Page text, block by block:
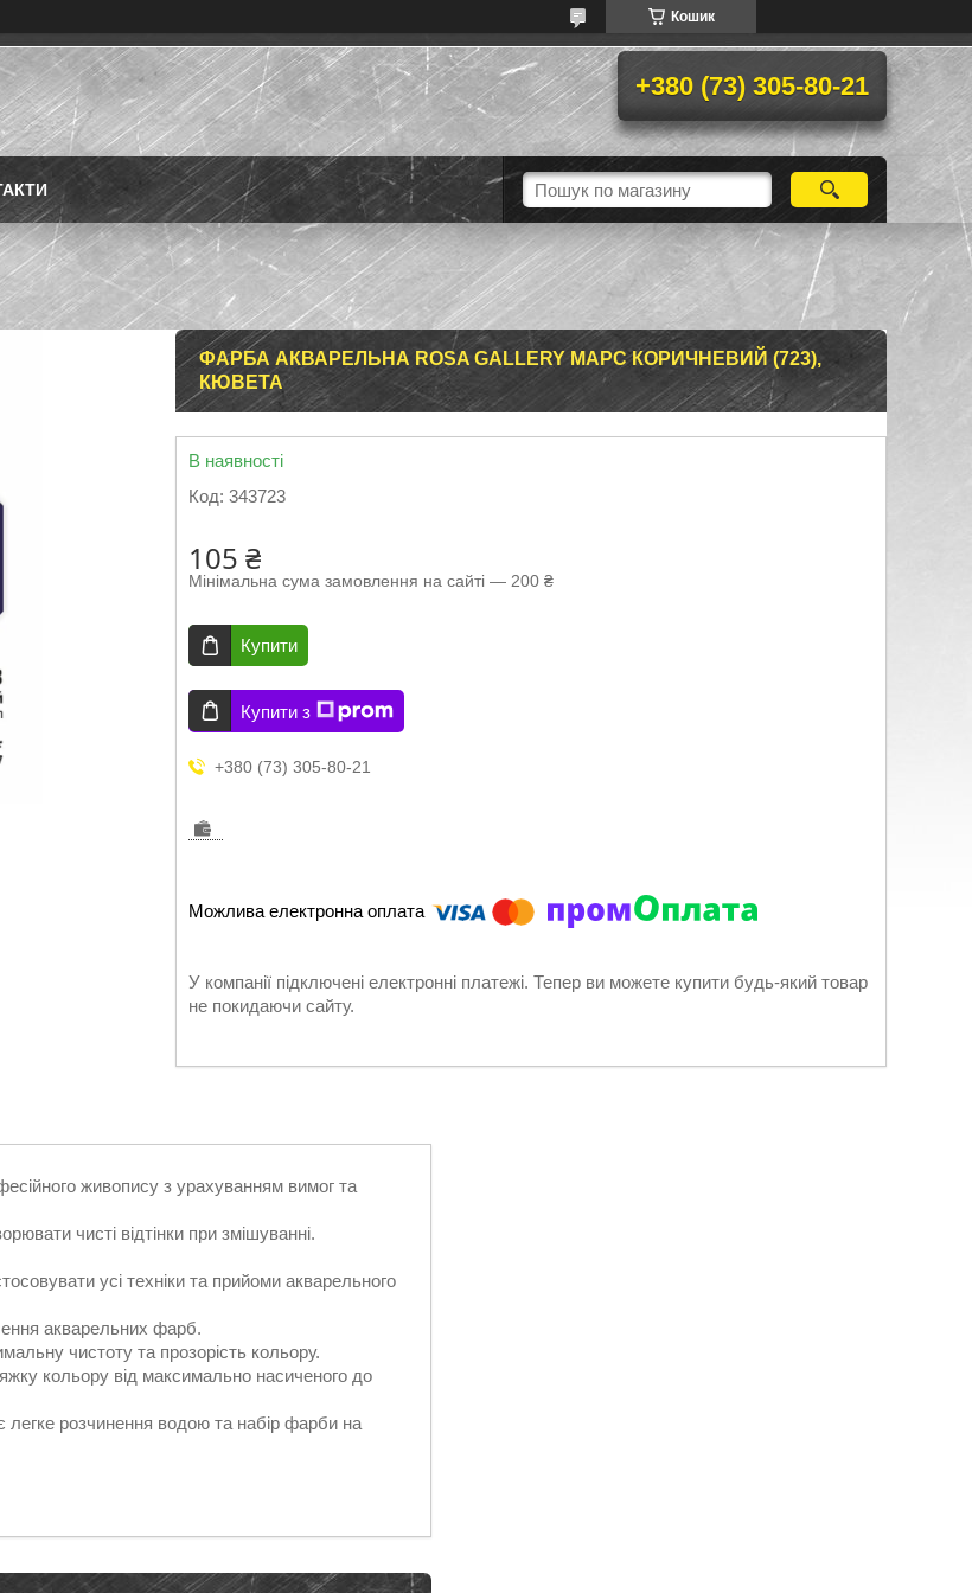
Кошик
+380 (73) 305-80-21
ФАРБА АКВАРЕЛЬНА ROSA GALLERY МАРС КОРИЧНЕВИЙ (723),
КЮВЕТА
В наявності
Код: 343723
105 ₴
Мінімальна сума замовлення на сайті — 200 ₴
Купити
Купити з
+380 (73) 305-80-21
У компанії підключені електронні платежі. Тепер ви можете купити будь-який товар
не покидаючи сайту.
живопису з урахуванням вимог та
чисті відтінки при змішуванні.
усі техніки та прийоми акварельного
акварельних фарб.
чистоту та прозорість кольору.
кольору від максимально насиченого до
легке розчинення водою та набір фарби на